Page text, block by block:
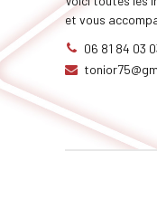
et vous
06 81 84 03